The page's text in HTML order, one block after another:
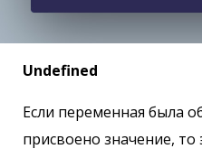
Undefined
Если переменная была
присвоено значение, то